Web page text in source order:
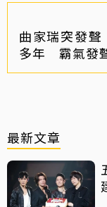
曲家瑞突發
多年 霸氣發
最新文章